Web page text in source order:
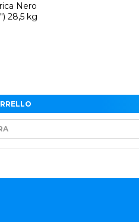
Nero
28,5 kg